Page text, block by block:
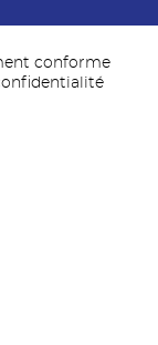
conforme